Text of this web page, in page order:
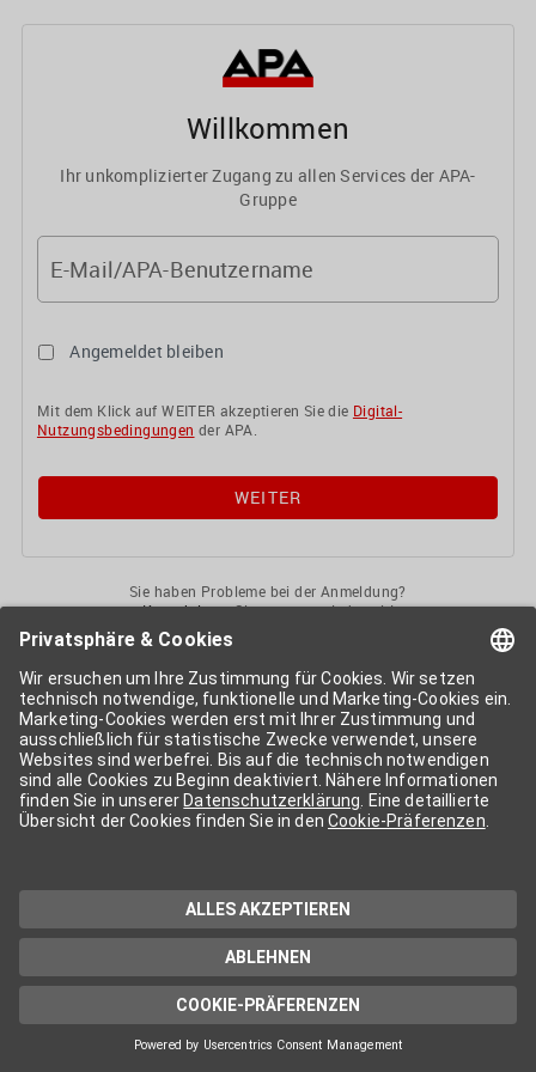
Willkommen
Ihr unkomplizierter Zugang zu allen Services der APA-
Gruppe
E-Mail/APA-Benutzername
Angemeldet bleiben
Mit dem Klick auf WEITER akzeptieren Sie die Digital-
Nutzungsbedingungen der APA.
Sie haben Probleme bei der Anmeldung?
KontaktierenSie uns gerne jederzeit!
APA-User
Services der APA-Gruppe. Für die Nutzung der einzelnen Anwendungen
kann eine weitere Freischaltung nötig sein. Kosten fallen nur nach einer
Bestellung und genauer Kosteninformation an.
Wenn nicht anders erwähnt, gelten dieAllgemeinen
Geschäftsbedingungender APA - Austria Presse Agentur.
Die von Ihnen angegebenen Daten werden ausschließlich für die
Zwecke der Demo-Nutzung bzw. des Vertragsverhältnisses genutzt.
Eine darüber hinaus gehende oder andersartige Verwendung ist nur mit
technischen Support stehen wir Ihnen jederzeit gerne zur Verfügung.
Datenschutzerklärung
Cookie-Präferenzen